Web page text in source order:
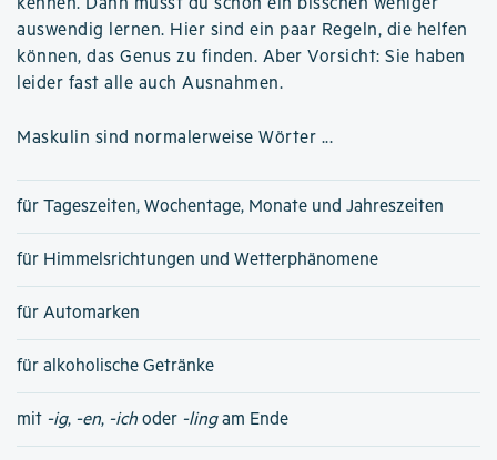
auswendig lernen. Hier sind ein paar Regeln, die helfen
können, das Genus zu finden. Aber Vorsicht: Sie haben
leider fast alle auch Ausnahmen.
Maskulin sind normalerweise Wörter ...
für Tageszeiten, Wochentage, Monate und Jahreszeiten
für Himmelsrichtungen und Wetterphänomene
für Automarken
für alkoholische Getränke
mit -ig, -en, -ich oder -lingam Ende